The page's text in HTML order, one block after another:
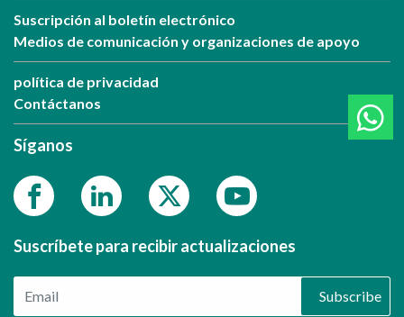
Suscripción al boletín electrónico
Medios de comunicación y organizaciones de apoyo
política de privacidad
Contáctanos
Síganos
Suscríbete para recibir actualizaciones
Subscribe